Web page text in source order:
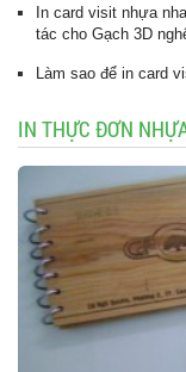
In card visit nhựa
tác cho Gạch 3D
Làm sao để in card
IN THỰC ĐƠN